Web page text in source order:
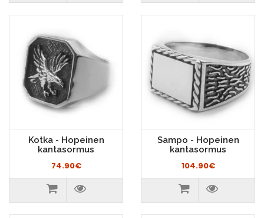
Kotka - Hopeinen
kantasormus
74.90€
Sampo - Hopeinen
kantasormus
104.90€